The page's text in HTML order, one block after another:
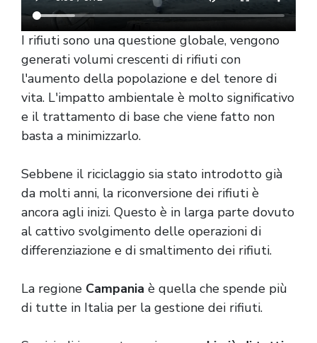
I rifiuti sono una questione globale, vengono
generati volumi crescenti di rifiuti con
l'aumento della popolazione e del tenore di
vita. L'impatto ambientale è molto significativo
e il trattamento di base che viene fatto non
basta a minimizzarlo.
Sebbene il riciclaggio sia stato introdotto già
da molti anni, la riconversione dei rifiuti è
ancora agli inizi. Questo è in larga parte dovuto
al cattivo svolgimento delle operazioni di
differenziazione e di smaltimento dei rifiuti.
La regione Campania è quella che spende più
di tutte in Italia per la gestione dei rifiuti.